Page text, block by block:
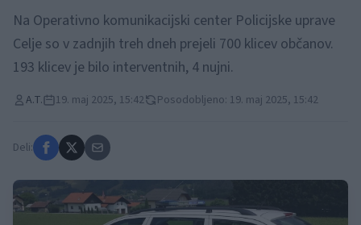
Na Operativno komunikacijski center Policijske uprave
Celje so v zadnjih treh dneh prejeli 700 klicev občanov.
193 klicev je bilo interventnih, 4 nujni.
A.T. 19. maj 2025, 15:42 Posodobljeno: 19. maj 2025, 15:42
Deli: